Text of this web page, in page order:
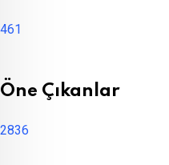
461
Öne Çıkanlar
2836